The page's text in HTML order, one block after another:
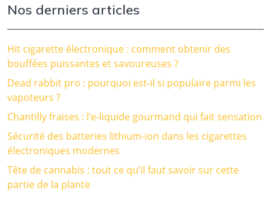
Nos derniers articles
Hit cigarette électronique : comment obtenir des
bouffées puissantes et savoureuses ?
Dead rabbit pro : pourquoi est-il si populaire parmi les
vapoteurs ?
Chantilly fraises : l’e-liquide gourmand qui fait sensation
Sécurité des batteries lithium-ion dans les cigarettes
électroniques modernes
Tête de cannabis : tout ce qu’il faut savoir sur cette
partie de la plante